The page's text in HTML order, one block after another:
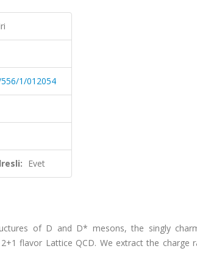
1/012054
Evet
of D and D* mesons, the singly
flavor Lattice QCD. We extract the